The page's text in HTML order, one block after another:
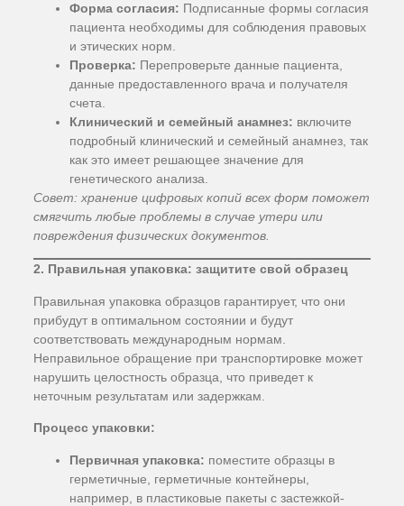
Форма согласия: Подписанные формы согласия
пациента необходимы для соблюдения правовых
и этических норм.
Проверка: Перепроверьте данные пациента,
данные предоставленного врача и получателя
счета.
Клинический и семейный анамнез: включите
подробный клинический и семейный анамнез, так
как это имеет решающее значение для
генетического анализа.
Совет: хранение цифровых копий всех форм поможет
смягчить любые проблемы в случае утери или
повреждения физических документов.
2. Правильная упаковка: защитите свой образец
Правильная упаковка образцов гарантирует, что они
прибудут в оптимальном состоянии и будут
соответствовать международным нормам.
Неправильное обращение при транспортировке может
нарушить целостность образца, что приведет к
неточным результатам или задержкам.
Процесс упаковки:
Первичная упаковка: поместите образцы в
герметичные, герметичные контейнеры,
например, в пластиковые пакеты с застежкой-